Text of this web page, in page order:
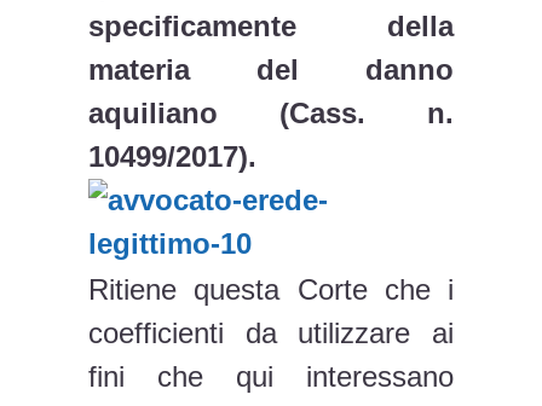
specificamente della
materia del danno
aquiliano (Cass. n.
10499/2017).
Ritiene questa Corte che i
coefficienti da utilizzare ai
fini che qui interessano